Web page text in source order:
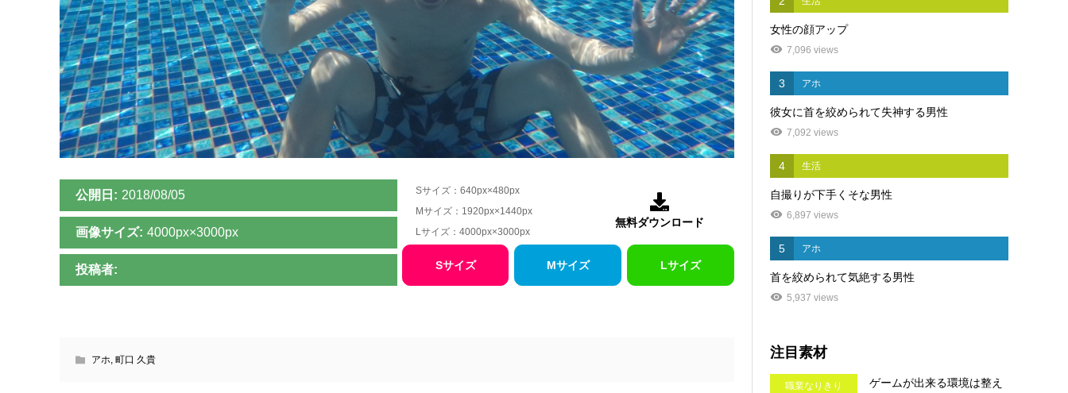
公開日: 2018/08/05
画像サイズ: 4000px×3000px
投稿者:
Sサイズ：640px×480px
Mサイズ：1920px×1440px
Lサイズ：4000px×3000px

無料ダウンロード
Sサイズ Mサイズ Lサイズ
アホ, 町口 久貴
女性の顔アップ
7,096 views
3 アホ
彼女に首を絞められて失神する男性
7,092 views
4 生活
自撮りが下手くそな男性
6,897 views
5 アホ
首を絞められて気絶する男性
5,937 views
注目素材
職業なりきり
ゲームが出来る環境は整え